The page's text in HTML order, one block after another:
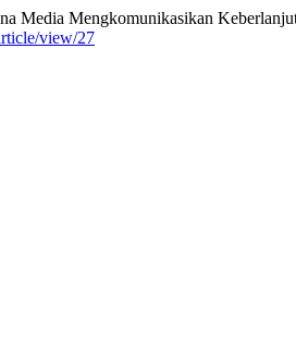
Media Mengkomunikasikan
view/27